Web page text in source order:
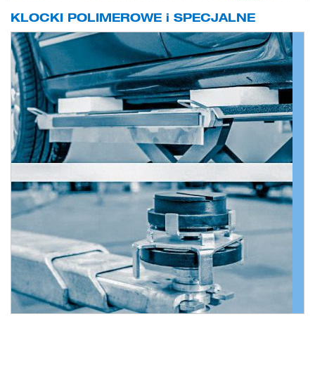
KLOCKI POLIMEROWE i SPECJALNE